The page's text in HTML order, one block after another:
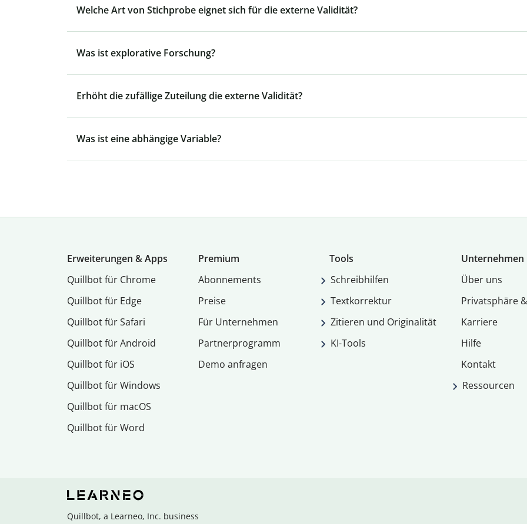
Welche Art von Stichprobe eignet sich für die externe Validität?
Was ist explorative Forschung?
Erhöht die zufällige Zuteilung die externe Validität?
Was ist eine abhängige Variable?
Erweiterungen & Apps
Quillbot für Chrome
Quillbot für Edge
Quillbot für Safari
Quillbot für Android
Quillbot für iOS
Quillbot für Windows
Quillbot für macOS
Quillbot für Word
Premium
Abon­ne­ments
Preise
Für Unternehmen
Partnerprogramm
Demo anfragen
Tools
Schreibhilfen
Textkorrektur
Zitieren und Originalität
KI-Tools
Unternehmen
Über uns
Privatsphäre
Karriere
Hilfe
Kontakt
Ressourcen
Quillbot, a Learneo, Inc. business